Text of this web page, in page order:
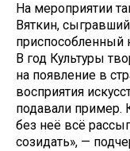
На мероприятии
Вяткин,
приспособленный
В год Культуры
на появление в
восприятия
подавали пример.
без неё всё
созидать», —